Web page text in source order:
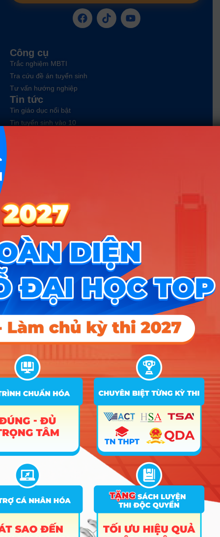
Công cụ
Trắc nghiệm MBTI
Tra cứu đề án tuyển sinh
Tư vấn hướng nghiệp
Tin tức
Tin giáo dục nổi bật
Tin tuyển sinh vào 10